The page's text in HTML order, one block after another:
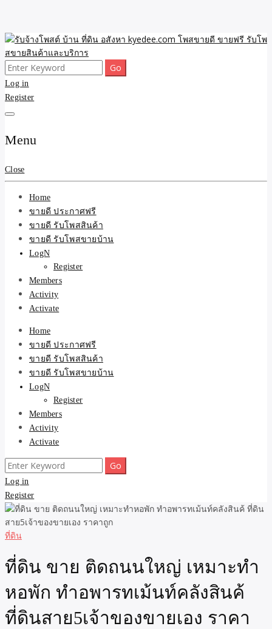
Skip
to
content
รับจ้างโพสต์ บ้าน ที่ดิน
อสังหา kyedee.com โพส
ขายดี ขายฟรี รับโพสขาย
สินค้าและบริการ
ขายดี โพสประกาศขายสินค้าฟรี บ้าน ที่ดิน อสังหา รับโพสต์ประกาศขาย
ของ รับรองผล ดีที่สุดถูกที่สุด ติดหน้าแรกกูเกืล
Search
for:
Log in
Register
Menu
Close
Home
ขายดี ประกาศฟรี
ขายดี รับโพสสินค้า
ขายดี รับโพสขายบ้าน
LogN
Register
Members
Activity
Activate
Home
ขายดี ประกาศฟรี
ขายดี รับโพสสินค้า
ขายดี รับโพสขายบ้าน
LogN
Register
Members
Activity
Activate
Search
for:
Log in
Register
ที่ดิน
ที่ดิน ขาย ติดถนนใหญ่ เหมาะทำ
หอพัก ทำอพารทเม้นท์คลังสินค้
ที่ดินสาย5เจ้าของขายเอง ราคา